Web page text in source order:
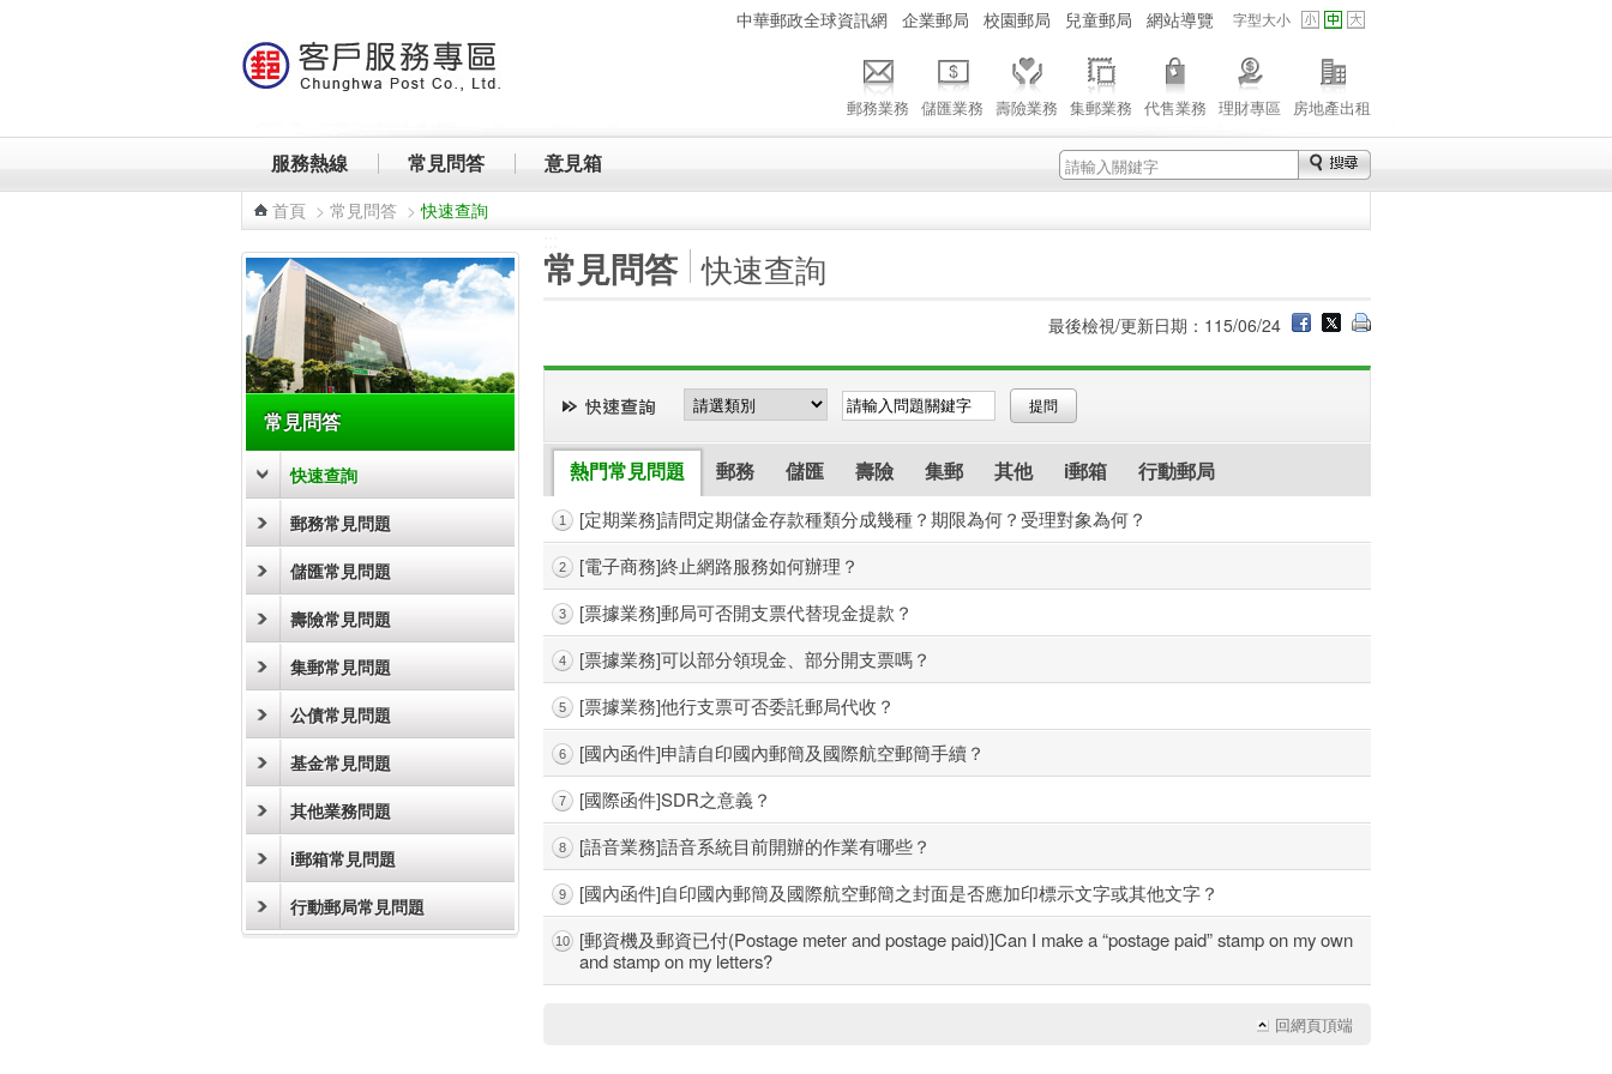
中華郵政全球資訊網 企業郵局 校園郵局 兒童郵局 網站導覽 字型大小
郵務業務 儲匯業務 壽險業務 集郵業務 代售業務 理財專區 房地產出租
服務熱線 常見問答 意見箱
首頁 > 常見問答 >快速查詢
常見問答
快速查詢
郵務常見問題
儲匯常見問題
壽險常見問題
集郵常見問題
公債常見問題
基金常見問題
其他業務問題
i郵箱常見問題
行動郵局常見問題
常見問答 快速查詢
最後檢視/更新日期：115/06/24
熱門常見問題 郵務 儲匯 壽險 集郵 其他 i郵箱
行動郵局
郵務(英文版)
儲匯(英文版) 壽險(英文版) 集郵(英文版)
其他(英文版)
i郵箱(英文版)
1 [定期業務]請問定期儲金存款種類分成幾種？期限為何？受理對象為何？
2 [電子商務]終止網路服務如何辦理？
3 [票據業務]郵局可否開支票代替現金提款？
4 [票據業務]可以部分領現金、部分開支票嗎？
5 [票據業務]他行支票可否委託郵局代收？
6 [國內函件]申請自印國內郵簡及國際航空郵簡手續？
7 [國際函件]SDR之意義？
8 [語音業務]語音系統目前開辦的作業有哪些？
9 [國內函件]自印國內郵簡及國際航空郵簡之封面是否應加印標示文字或其他文字？
10
[郵資機及郵資已付(Postage meter and postage paid)]Can I make a “postage paid” stamp on my own
and stamp on my letters?
回網頁頂端